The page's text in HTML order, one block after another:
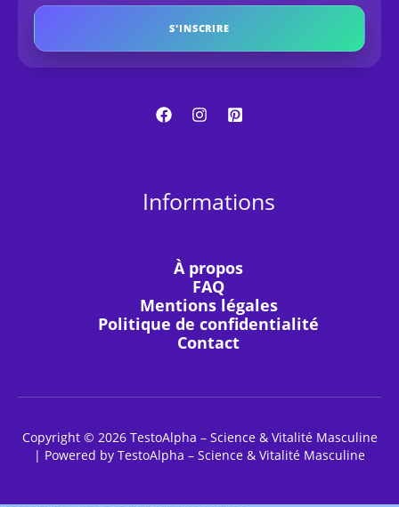
S'INSCRIRE
Informations
À propos
FAQ
Mentions légales
Politique de confidentialité
Contact
Copyright © 2026 TestoAlpha – Science & Vitalité Masculine
| Powered by TestoAlpha – Science & Vitalité Masculine